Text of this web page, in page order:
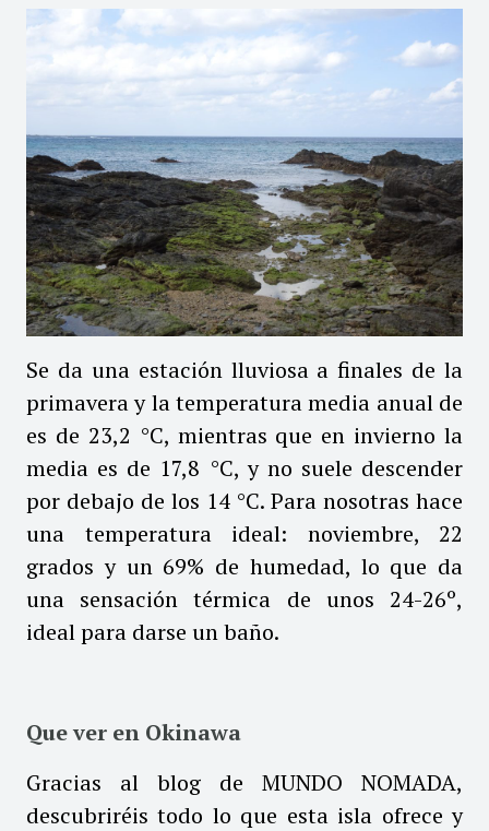
Se da una estación lluviosa a finales de la
primavera y la temperatura media anual de
es de 23,2 °C, mientras que en invierno la
media es de 17,8 °C, y no suele descender
por debajo de los 14 °C. Para nosotras hace
una temperatura ideal: noviembre, 22
grados y un 69% de humedad, lo que da
una sensación térmica de unos 24-26º,
ideal para darse un baño.
Que ver en Okinawa
Gracias al blog de MUNDO NOMADA,
descubriréis todo lo que esta isla ofrece y